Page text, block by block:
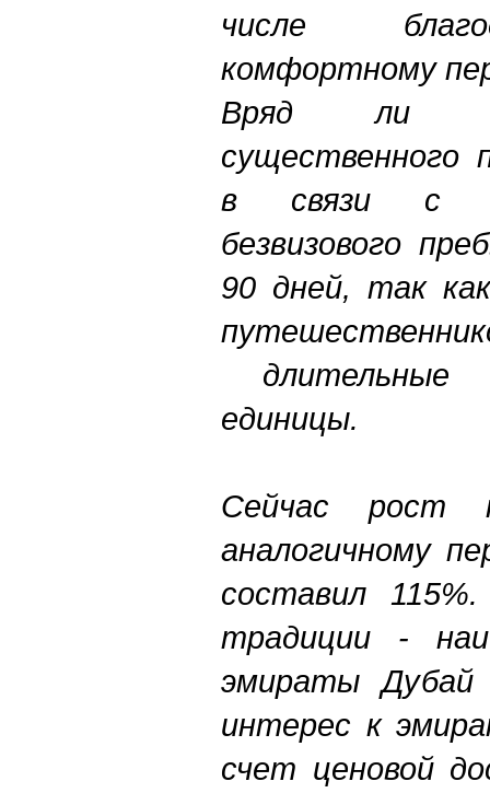
числе
комфортному
Вряд ли
существенного
в связи с
безвизового
90 дней, так
длительные
единицы.
Сейчас рост
аналогичному
составил
традиции -
эмираты
интерес к
счет ценовой